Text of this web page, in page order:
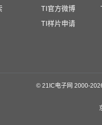
TI官方微博
TI样片申请
©21IC电子网 2000-